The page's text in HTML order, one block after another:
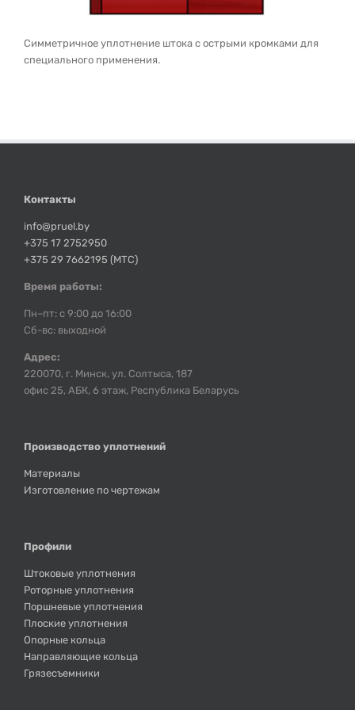
Симметричное уплотнение штока c острыми кромками для
специального применения.
Контакты
info@pruel.by
+375 17 2752950
+375 29 7662195 (МТС)
Время работы:
Пн–пт: с 9:00 до 16:00
Сб-вс: выходной
Адрес:
220070, г. Минск, ул. Солтыса, 187
офис 25, АБК, 6 этаж, Республика Беларусь
Производство уплотнений
Материалы
Изготовление по чертежам
Профили
Штоковые уплотнения
Роторные уплотнения
Поршневые уплотнения
Плоские уплотнения
Опорные кольца
Направляющие кольца
Грязесъемники